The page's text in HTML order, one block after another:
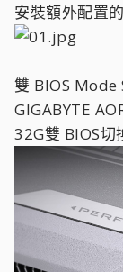
安裝額外配置
雙 BIOS Mode
GIGABYTE
32G雙 BIOS切